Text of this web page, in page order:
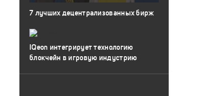
7 лучших децентрализованных бирж
IQeon интегрирует технологию
блокчейн в игровую индустрию